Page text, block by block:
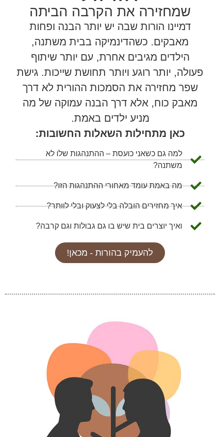
שמחזירה את הקרבה הביתה
דמיינו הורות שבה יש יותר הבנה ופחות
מאבקים. כשהדינמיקה בבית משתנה,
הילדים מגיבים אחרת, עם יותר שיתוף
פעולה, יותר רוגע ויותר תחושת שייכות. גישת
שפר מחזירה את הסמכות ההורית לא דרך
מאבק כוח, אלא דרך הבנה עמוקה של מה
מניע ילדים באמת.
כאן מתחילות השאלות החשובות:
למה גם כשאני כועסת – ההתנהגות שלו לא
משתנה?
מה באמת עומד מאחורי ההתנהגות הזו?
איך מחזירים הובלה בלי לצעוק ובלי לוותר?
ואיך יוצרים בית שיש בו גם גבולות וגם קרבה?
להעמיק בהורות - מכאן!